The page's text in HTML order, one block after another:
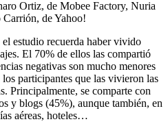
Ortiz, de Mobee Factory, Nuria
de Yahoo!
estudio recuerda haber vivido
El 70% de ellos las compartió
negativas son mucho menores
participantes que las vivieron las
Principalmente, se comparte con
y blogs (45%), aunque también, en
aéreas, hoteles…